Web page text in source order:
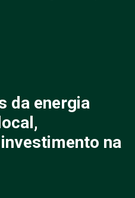
da energia
na